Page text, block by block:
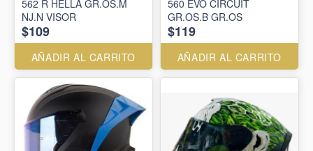
562 R HELLA GR.OS.M
NJ.N VISOR
$109
AÑADIR AL CARRITO
560 EVO CIRCUIT
GR.OS.B GR.OS
$119
AÑADIR AL CARRITO